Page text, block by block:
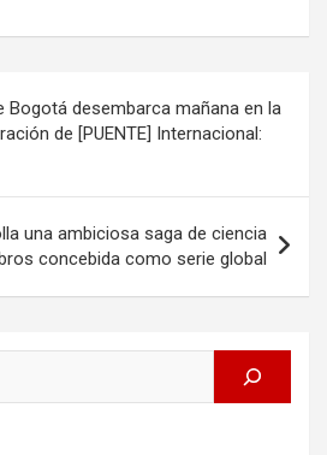
Bogotá desembarca mañana en la
de [PUENTE] Internacional:
una ambiciosa saga de ciencia
concebida como serie global